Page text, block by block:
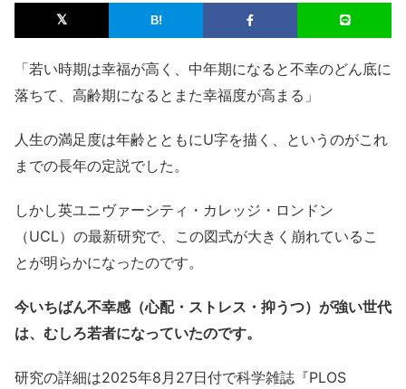
「若い時期は幸福が高く、中年期になると不幸のどん底に
落ちて、高齢期になるとまた幸福度が高まる」
人生の満足度は年齢とともにU字を描く、というのがこれ
までの長年の定説でした。
しかし英ユニヴァーシティ・カレッジ・ロンドン
（UCL）の最新研究で、この図式が大きく崩れているこ
とが明らかになったのです。
今いちばん不幸感（心配・ストレス・抑うつ）が強い世代
は、むしろ若者になっていたのです。
研究の詳細は2025年8月27日付で科学雑誌『PLOS